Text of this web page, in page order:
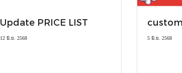
Update PRICE LIST
12 มิ.ย. 2568 5 มิ.ย. 2568